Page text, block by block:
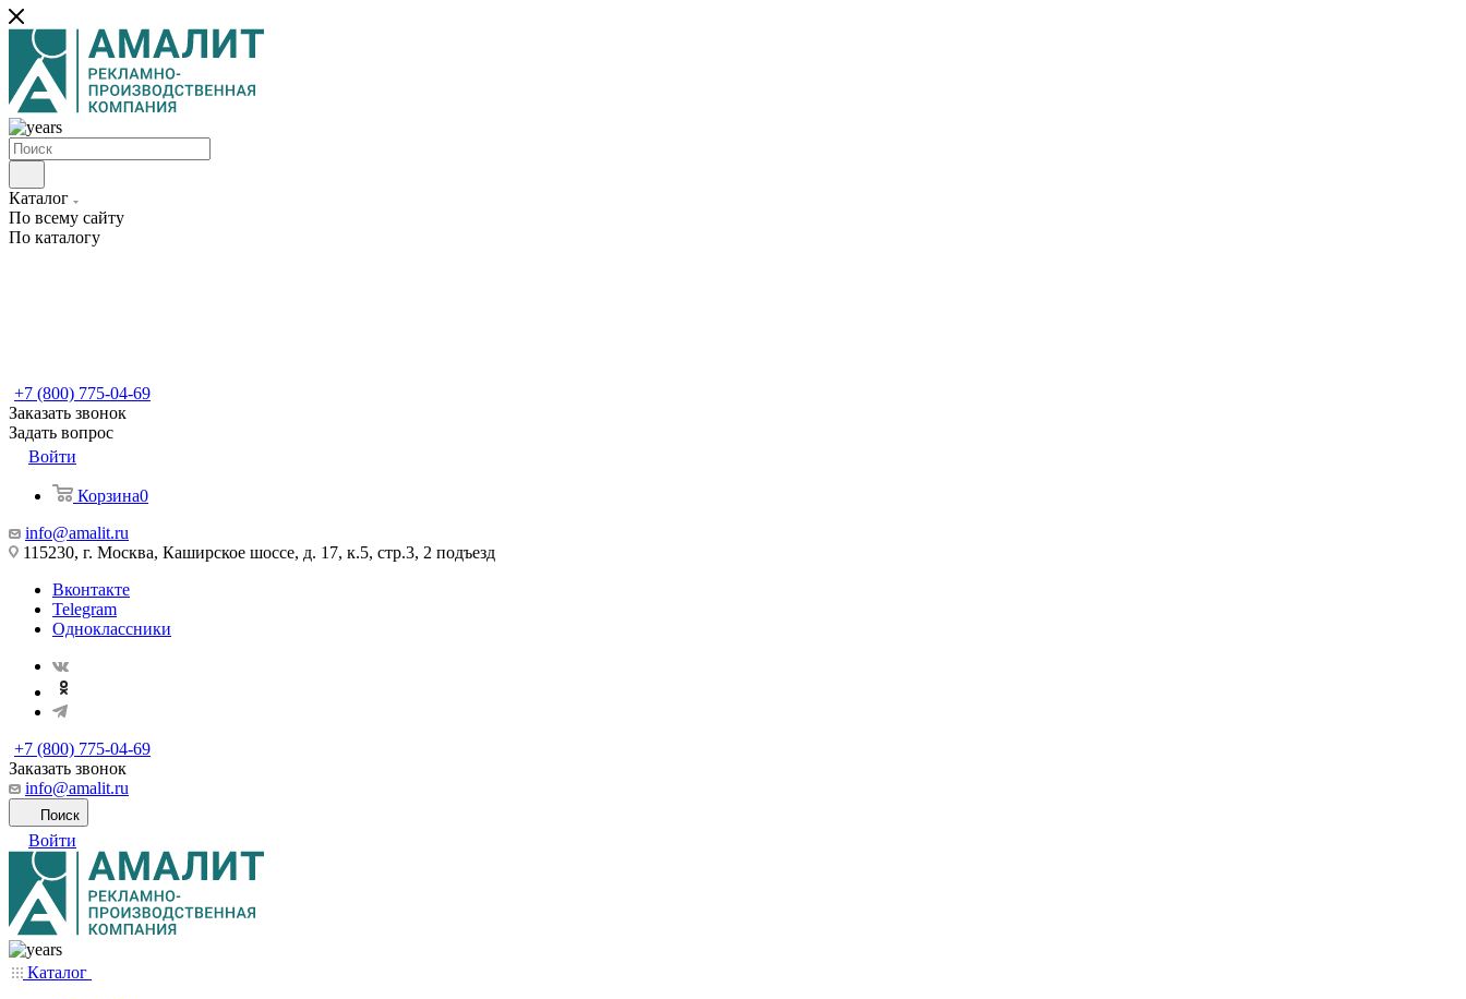
Каталог
По всему сайту
По каталогу
+7 (800) 775-04-69
Заказать звонок
Задать вопрос
Войти
Корзина0
info@amalit.ru
115230, г. Москва, Каширское шоссе, д. 17, к.5, стр.3, 2 подъезд
Вконтакте
Telegram
Одноклассники
+7 (800) 775-04-69
Заказать звонок
info@amalit.ru
Поиск
Войти
Каталог